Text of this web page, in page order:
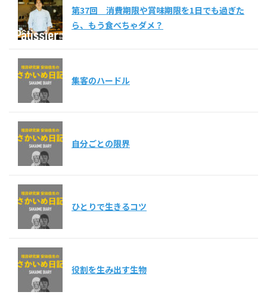
第37回 消費期限や賞味期限を1日でも過ぎた
ら、もう食べちゃダメ？
集客のハードル
自分ごとの限界
ひとりで生きるコツ
役割を生み出す生物